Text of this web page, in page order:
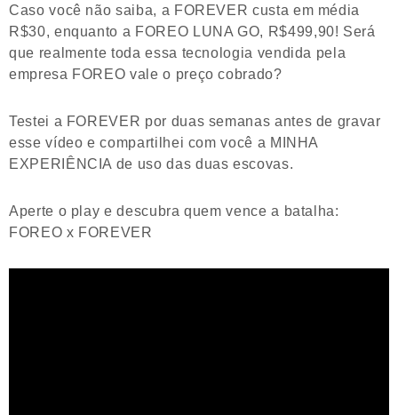
Caso você não saiba, a FOREVER custa em média
R$30, enquanto a FOREO LUNA GO, R$499,90! Será
que realmente toda essa tecnologia vendida pela
empresa FOREO vale o preço cobrado?
Testei a FOREVER por duas semanas antes de gravar
esse vídeo e compartilhei com você a MINHA
EXPERIÊNCIA de uso das duas escovas.
Aperte o play e descubra quem vence a batalha:
FOREO x FOREVER